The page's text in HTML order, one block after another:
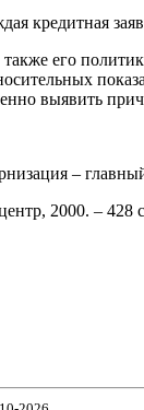
кредитная
его
выявить
–
2000. – 428